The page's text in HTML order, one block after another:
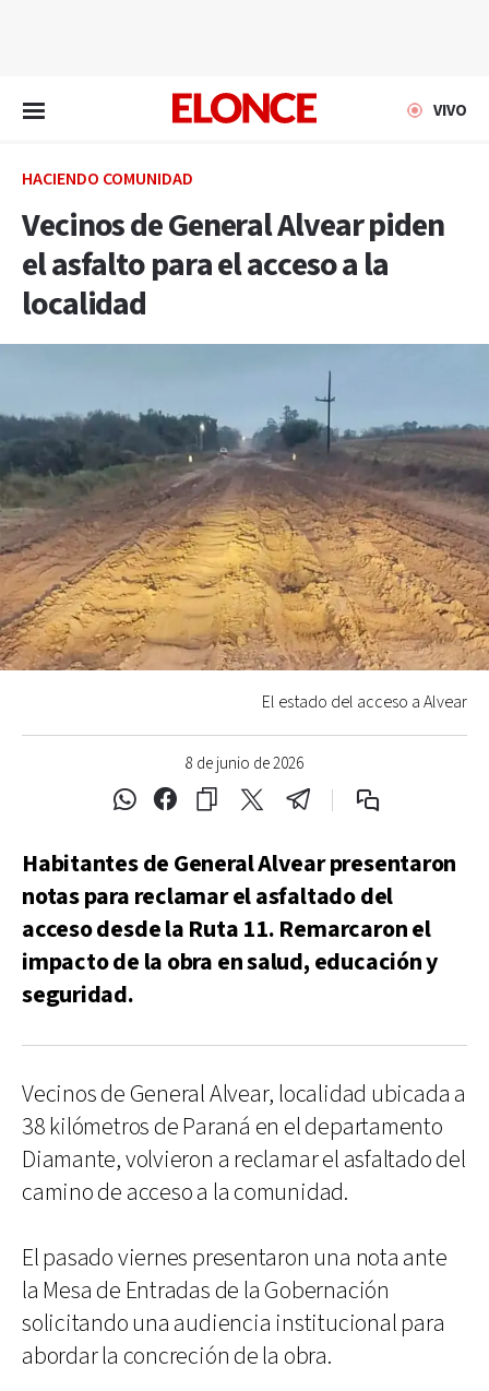
VIVO
HACIENDO COMUNIDAD
Vecinos de General Alvear piden
el asfalto para el acceso a la
localidad
8 de junio de 2026
El estado del acceso a Alvear
Habitantes de General Alvear presentaron
notas para reclamar el asfaltado del
acceso desde la Ruta 11. Remarcaron el
impacto de la obra en salud, educación y
seguridad.
Vecinos de General Alvear, localidad ubicada a
38 kilómetros de Paraná en el departamento
Diamante, volvieron a reclamar el asfaltado del
camino de acceso a la comunidad.
El pasado viernes presentaron una nota ante
la Mesa de Entradas de la Gobernación
solicitando una audiencia institucional para
abordar la concreción de la obra.